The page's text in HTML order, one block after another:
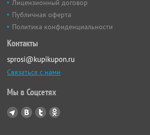
Лицензионный договор
Публичная оферта
Политика конфиденциальности
Контакты
sprosi@kupikupon.ru
Связаться с нами
Мы в Соцсетях